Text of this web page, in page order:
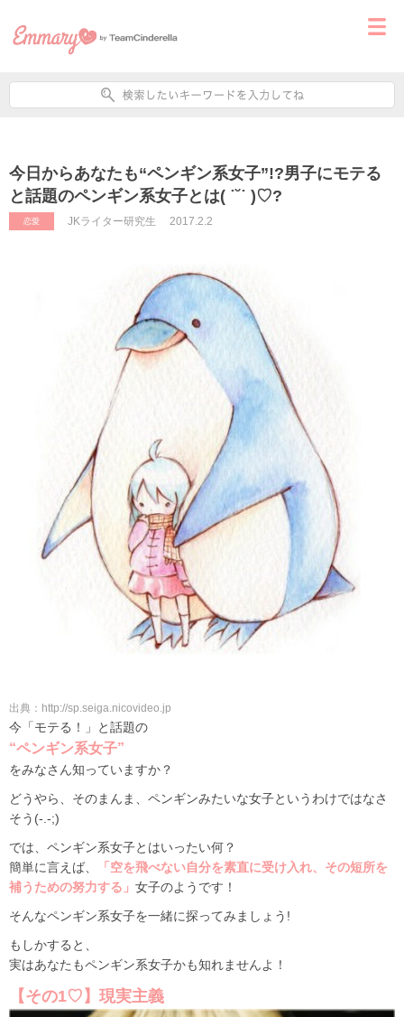
今日からあなたも“ペンギン系女子”!?男子にモテる
と話題のペンギン系女子とは( ˙˘˙ )♡?
恋愛 JKライター研究生 2017.2.2
出典：http://sp.seiga.nicovideo.jp
今「モテる！」と話題の
“ペンギン系女子”
をみなさん知っていますか？
どうやら、そのまんま、ペンギンみたいな女子というわけではなさ
そう(-.-;)
では、ペンギン系女子とはいったい何？
簡単に言えば、
「空を飛べない自分を素直に受け入れ、その短所を
補うための努力する」 女子のようです！
そんなペンギン系女子を一緒に探ってみましょう!
もしかすると、
実はあなたもペンギン系女子かも知れませんよ！
【その1♡】現実主義